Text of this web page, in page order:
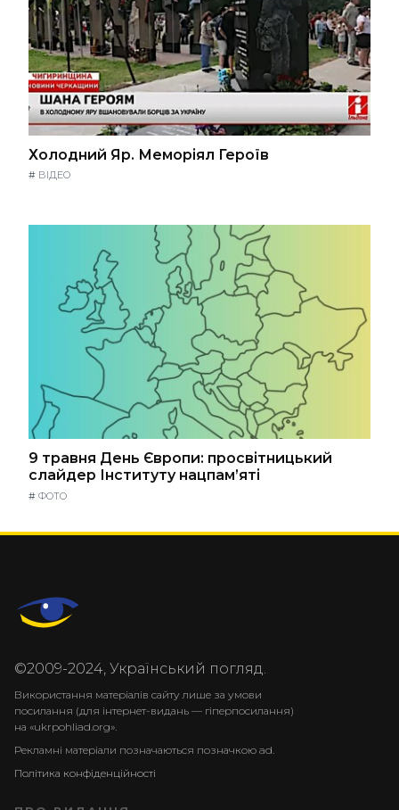
Холодний Яр. Меморіял Героїв
# ВІДЕО
9 травня День Європи: просвітницький
слайдер Інституту нацпам’яті
# ФОТО
©2009-2024, Український погляд.
Використання матеріалів сайту лише за умови
посилання (для інтернет-видань — гіперпосилання)
на «ukrpohliad.org».
Рекламні матеріали позначаються позначкою ad.
Політика конфіденційності